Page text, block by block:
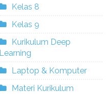
Kelas 8
Kelas 9
Kurikulum Deep
Learning
Laptop & Komputer
Materi Kurikulum